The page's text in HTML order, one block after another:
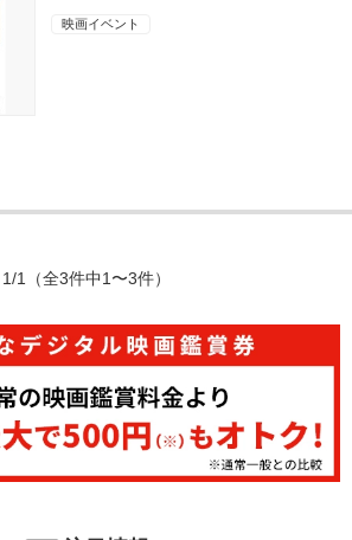
映画イベント
1/1 （全3件中1〜3件）